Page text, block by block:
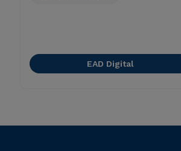
EAD Digital